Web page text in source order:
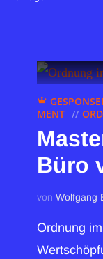
MENT
Büro
von Wolfgang
Ordnung